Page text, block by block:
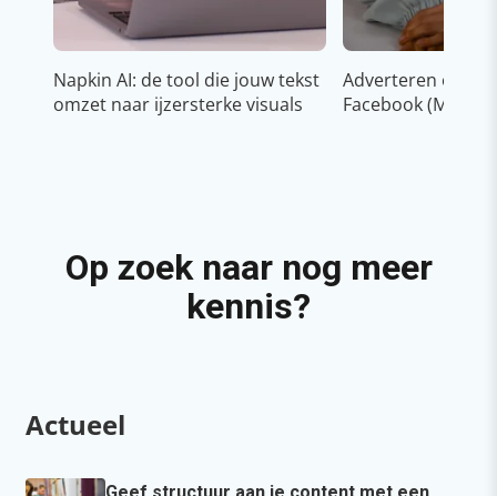
Napkin AI: de tool die jouw tekst
omzet naar ijzersterke visuals
Adverteren op
Facebook (Meta)
Op zoek naar nog meer
kennis?
Actueel